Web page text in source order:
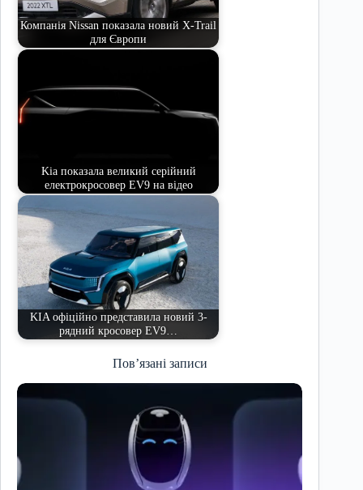
Компанія Nissan показала новий X-Trail
для Європи
Kia показала великий серійний
електрокросовер EV9 на відео
KIA офіційно представила новий 3-
рядний кросовер EV9…
Пов’язані записи